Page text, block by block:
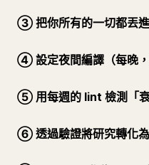
③ 把你所有的一切都丟
④ 設定夜間編譯（每晚，
⑤ 用每週的 lint 檢測「衰
⑥ 透過驗證將研究轉化